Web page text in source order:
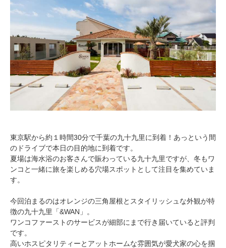
東京駅から約１時間30分で千葉の九十九里に到着！あっという間
のドライブで本日の目的地に到着です。
夏場は海水浴のお客さんで賑わっている九十九里ですが、冬もワ
ンコと一緒に旅を楽しめる穴場スポットとして注目を集めていま
す。
今回泊まるのはオレンジの三角屋根とスタイリッシュな外観が特
徴の九十九里「&WAN」。
ワンコファーストのサービスが細部にまで行き届いていると評判
です。
高いホスピタリティーとアットホームな雰囲気が愛犬家の心を掴